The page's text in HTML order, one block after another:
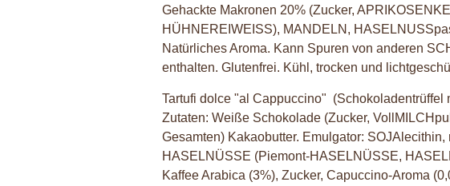
Gehackte Makronen 20% (Zucker,
HÜHNEREIWEISS), MANDELN,
Natürliches Aroma. Kann Spuren von anderen
enthalten. Glutenfrei. Kühl, trocken und
Tartufi dolce "al Cappuccino" (Schokoladentrüffel
Zutaten: Weiße Schokolade (Zucker,
Gesamten) Kakaobutter. Emulgator:
HASELNÜSSE (Piemont-HASELNÜSSE,
Kaffee Arabica (3%), Zucker, Capuccino-Aroma